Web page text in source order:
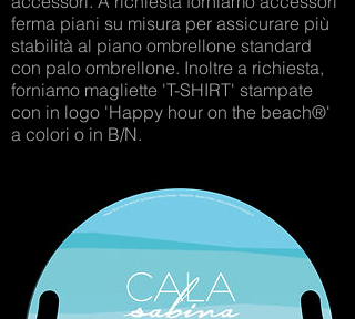
ferma piani su misura per assicurare più
stabilità al piano ombrellone standard
con palo ombrellone. Inoltre a richiesta,
forniamo magliette 'T-SHIRT' stampate
con in logo 'Happy hour on the beach®'
a colori o in B/N.